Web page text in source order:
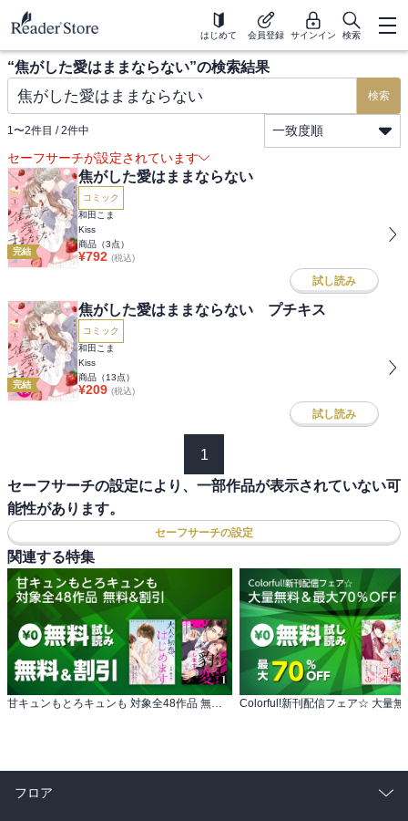
はじめて 会員登録 サインイン 検索
“焦がした愛はままならない”の検索結果
検索
1〜2件目 / 2件中
一致度順
セーフサーチが設定されています
完結
焦がした愛はままならない
コミック
和田こま
Kiss
商品（3点）
¥792 (税込)
試し読み
完結
焦がした愛はままならない プチキス
コミック
和田こま
Kiss
商品（13点）
¥209 (税込)
試し読み
1
セーフサーチの設定により、一部作品が表示されていない可
能性があります。
セーフサーチの設定
関連する特集
甘キュンもとろキュンも 対象全48作品 無料&割引
フロア